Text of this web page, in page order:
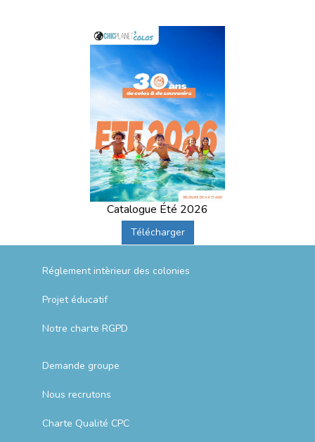
Catalogue Été 2026
Télécharger
Réglement intèrieur des colonies
Projet éducatif
Notre charte RGPD
Demande groupe
Nous recrutons
Charte Qualité CPC